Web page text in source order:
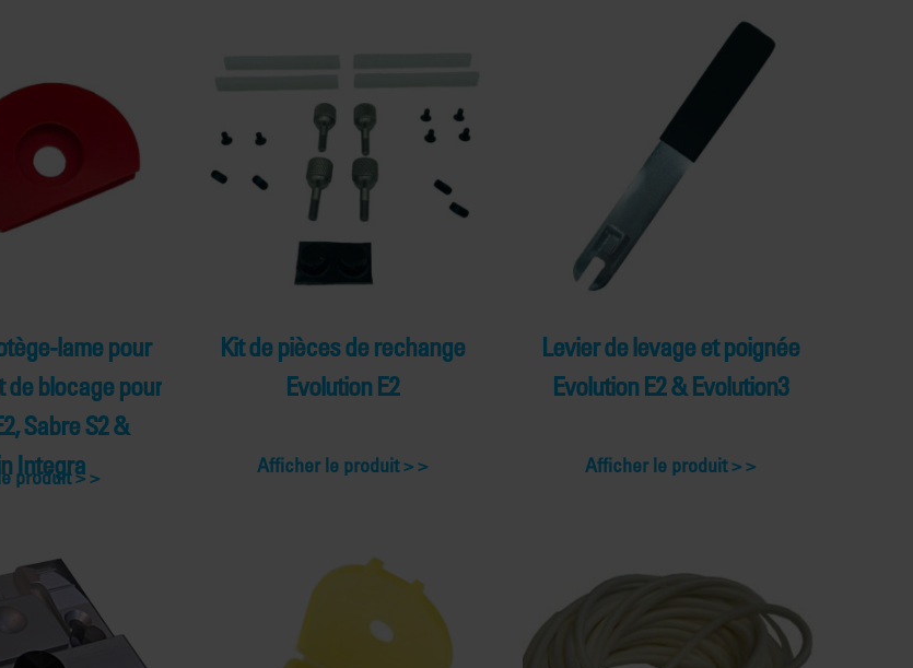
lame pour
de blocage pour
Sabre S2 &
Integra
produit >
Kit de pièces de rechange
Evolution E2
Afficher le produit >
Levier de levage et poignée
Evolution E2 & Evolution3
Afficher le produit >